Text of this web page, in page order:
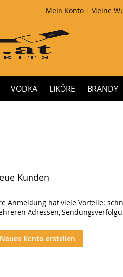
Mein Konto Meine
VODKA LIKÖRE BRANDY
Kunden
Anmeldung hat viele Vorteile:
Adressen,
Neues Konto erstellen